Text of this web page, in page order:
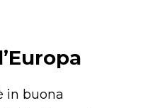
in buona